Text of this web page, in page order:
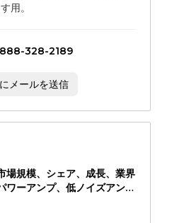
用。
888-328-2189
メールを送信
場規模、シェア、成長、業界
ワーアンプ、低ノイズアン
テナ）、周波数帯域（サブ
リケーション（通信インフ